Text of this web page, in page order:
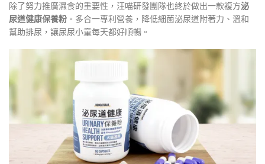
除了努力推廣濕食的重要性，汪喵研發團隊也終於做出一款複方泌
尿道健康保養粉 。多合一專利營養，降低細菌泌尿道附著力、溫和
幫助排尿，讓尿尿小童每天都好順暢。